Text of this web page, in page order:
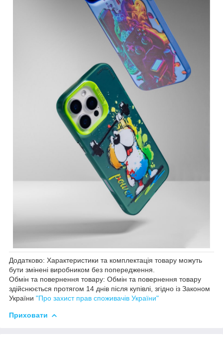
Додатково: Характеристики та комплектація товару можуть
бути змінені виробником без попередження.
Обмін та повернення товару: Обмін та повернення товару
здійснюється протягом 14 днів після купівлі, згідно із Законом
України "Про захист прав споживачів України"
Приховати